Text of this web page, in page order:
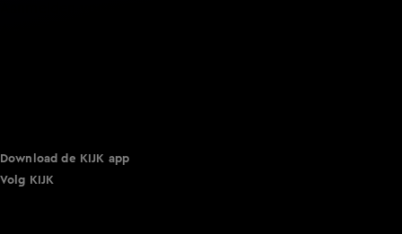
Download de KIJK app
Volg KIJK